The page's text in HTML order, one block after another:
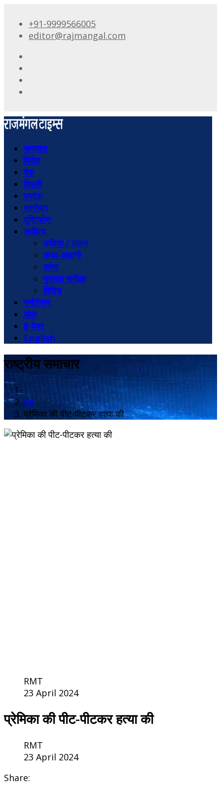
+91-9999566005
editor@rajmangal.com
समाचार
विदेश
देश
दिल्ली
प्रदेश
कारोबार
दृष्टिकोण
साहित्य
कविता / ग़ज़ल
कथा-कहानी
व्यंग्य
पुस्तक समीक्षा
विविध
मनोरंजन
खेल
ई-पेपर
English
राष्ट्रीय समाचार
देश
प्रेमिका की पीट-पीटकर हत्या की
RMT
23 April 2024
प्रेमिका की पीट-पीटकर हत्या की
RMT
23 April 2024
Share: